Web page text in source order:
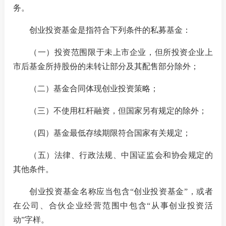
务。
创业投资基金是指符合下列条件的私募基金：
（一）投资范围限于未上市企业，但所投资企业上
市后基金所持股份的未转让部分及其配售部分除外；
（二）基金合同体现创业投资策略；
（三）不使用杠杆融资，但国家另有规定的除外；
（四）基金最低存续期限符合国家有关规定；
（五）法律、行政法规、中国证监会和协会规定的
其他条件。
创业投资基金名称应当包含“创业投资基金”，或者
在公司、合伙企业经营范围中包含“从事创业投资活
动”字样。